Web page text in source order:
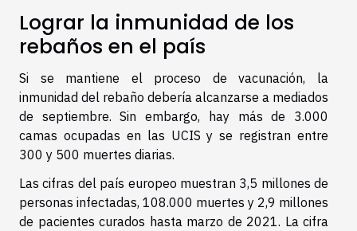
Lograr la inmunidad de los
rebaños en el país
Si se mantiene el proceso de vacunación, la
inmunidad del rebaño debería alcanzarse a mediados
de septiembre. Sin embargo, hay más de 3.000
camas ocupadas en las UCIS y se registran entre
300 y 500 muertes diarias.
Las cifras del país europeo muestran 3,5 millones de
personas infectadas, 108.000 muertes y 2,9 millones
de pacientes curados hasta marzo de 2021. La cifra